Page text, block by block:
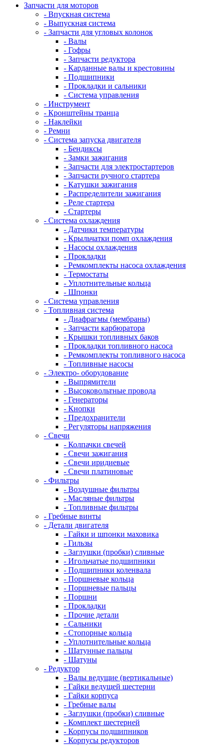
Запчасти для моторов
- Впускная система
- Выпускная система
- Запчасти для угловых колонок
- Валы
- Гофры
- Запчасти редуктора
- Карданные валы и крестовины
- Подшипники
- Прокладки и сальники
- Система управления
- Инструмент
- Кронштейны транца
- Наклейки
- Ремни
- Система запуска двигателя
- Бендиксы
- Замки зажигания
- Запчасти для электростартеров
- Запчасти ручного стартера
- Катушки зажигания
- Распределители зажигания
- Реле стартера
- Стартеры
- Система охлаждения
- Датчики температуры
- Крыльчатки помп охлаждения
- Насосы охлаждения
- Прокладки
- Ремкомплекты насоса охлаждения
- Термостаты
- Уплотнительные кольца
- Шпонки
- Система управления
- Топливная система
- Диафрагмы (мембраны)
- Запчасти карбюратора
- Крышки топливных баков
- Прокладки топливного насоса
- Ремкомплекты топливного насоса
- Топливные насосы
- Электро- оборудование
- Выпрямители
- Высоковольтные провода
- Генераторы
- Кнопки
- Предохранители
- Регуляторы напряжения
- Свечи
- Колпачки свечей
- Свечи зажигания
- Свечи иридиевые
- Свечи платиновые
- Фильтры
- Воздушные фильтры
- Масляные фильтры
- Топливные фильтры
- Гребные винты
- Детали двигателя
- Гайки и шпонки маховика
- Гильзы
- Заглушки (пробки) сливные
- Игольчатые подшипники
- Подшипники коленвала
- Поршневые кольца
- Поршневые пальцы
- Поршни
- Прокладки
- Прочие детали
- Сальники
- Стопорные кольца
- Уплотнительные кольца
- Шатунные пальцы
- Шатуны
- Редуктор
- Валы ведущие (вертикальные)
- Гайки ведущей шестерни
- Гайки корпуса
- Гребные валы
- Заглушки (пробки) сливные
- Комплект шестерней
- Корпусы подшипников
- Корпусы редукторов